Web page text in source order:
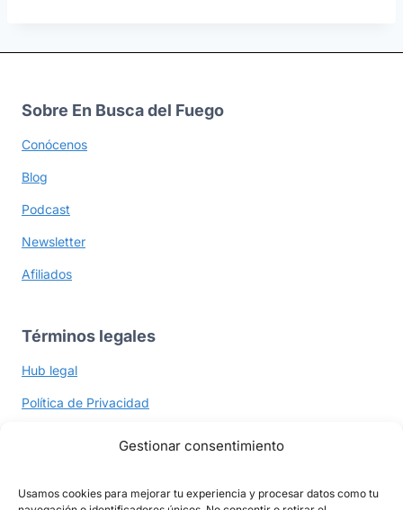
Gestionar consentimiento
Usamos cookies para mejorar tu experiencia y procesar datos como tu
Sobre En Busca del Fuego
Conócenos
Blog
Podcast
Newsletter
Afiliados
Términos legales
Hub legal
Política de Privacidad